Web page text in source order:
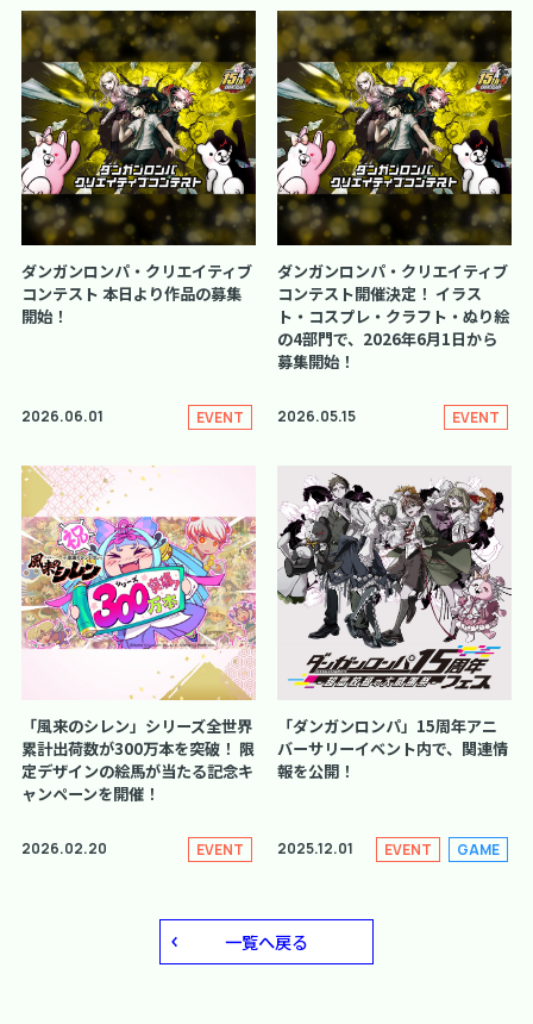
ダンガンロンパ・クリエイティブ
コンテスト 本日より作品の募集
開始！
2026.06.01 EVENT
ダンガンロンパ・クリエイティブ
コンテスト開催決定！ イラス
ト・コスプレ・クラフト・ぬり絵
の4部門で、2026年6月1日から
募集開始！
2026.05.15 EVENT
「風来のシレン」シリーズ全世界
累計出荷数が300万本を突破！ 限
定デザインの絵馬が当たる記念キ
ャンペーンを開催！
2026.02.20 EVENT
「ダンガンロンパ」15周年アニ
バーサリーイベント内で、関連情
報を公開！
2025.12.01 EVENT GAME
一覧へ戻る